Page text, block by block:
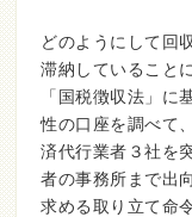
どのようにして回
滞納していること
「国税徴収法」に
性の口座を調べて
済代行業者３社を
者の事務所まで出
求める取り立て命